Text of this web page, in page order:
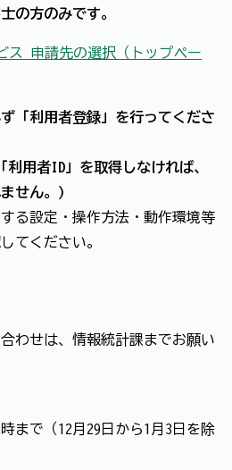
の方のみです。
ス 申請先の選択（トップペー
「利用者登録」を行ってくださ
用者ID」を取得しなければ、
せん。)
る設定・操作方法・動作環境等
てください。
わせは、情報統計課までお願い
まで（12月29日から1月3日を除